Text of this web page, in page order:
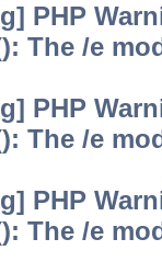
PHP
The /e
PHP
The /e
PHP
The /e